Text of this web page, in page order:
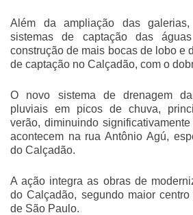
Além da ampliação das
sistemas de captação das
construção de mais bocas de lobo e
de captação no Calçadão, com o
O novo sistema de drenagem
pluviais em picos de chuva,
verão, diminuindo
acontecem na rua Antônio Agú,
do Calçadão.
A ação integra as obras de
do Calçadão, segundo maior
de São Paulo.